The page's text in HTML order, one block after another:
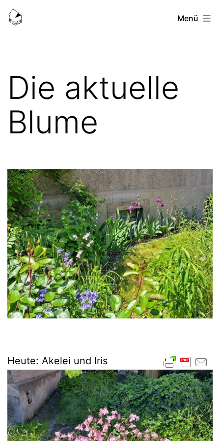
Zum
Inhalt
HausBoden-
Menü
Die aktuelle
Blume
Heute: Akelei und Iris